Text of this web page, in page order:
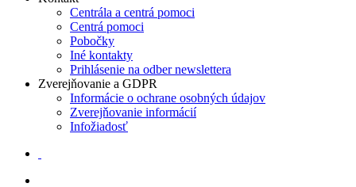
Centrála a centrá pomoci
Centrá pomoci
Pobočky
Iné kontakty
Prihlásenie na odber newslettera
Zverejňovanie a GDPR
Informácie o ochrane osobných údajov
Zverejňovanie informácií
Infožiadosť